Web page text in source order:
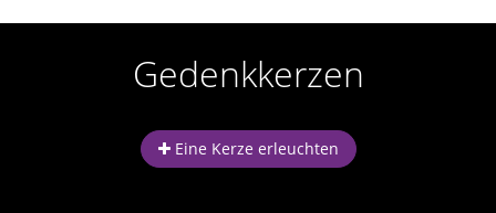
Gedenkkerzen
Eine Kerze erleuchten